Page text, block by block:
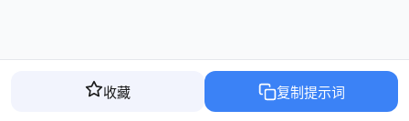
收藏 复制提示词